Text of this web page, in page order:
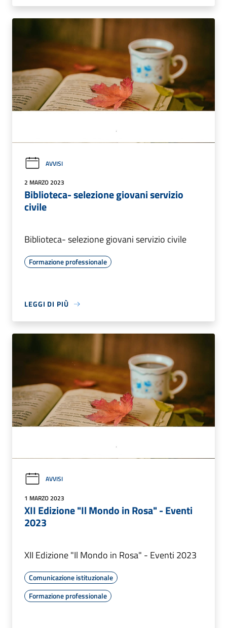
AVVISI
2 MARZO 2023
Biblioteca- selezione giovani servizio
civile
Biblioteca- selezione giovani servizio civile
Formazione professionale
LEGGI DI PIÙ
AVVISI
1 MARZO 2023
XII Edizione "Il Mondo in Rosa" - Eventi
2023
XII Edizione "Il Mondo in Rosa" - Eventi 2023
Comunicazione istituzionale
Formazione professionale